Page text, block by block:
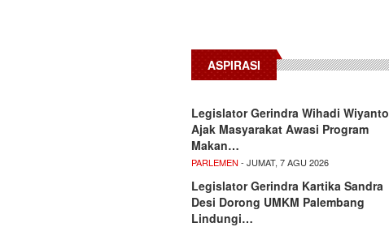
ASPIRASI
Legislator Gerindra Wihadi Wiyanto
Ajak Masyarakat Awasi Program
Makan…
PARLEMEN - JUMAT, 7 AGU 2026
Legislator Gerindra Kartika Sandra
Desi Dorong UMKM Palembang
Lindungi…